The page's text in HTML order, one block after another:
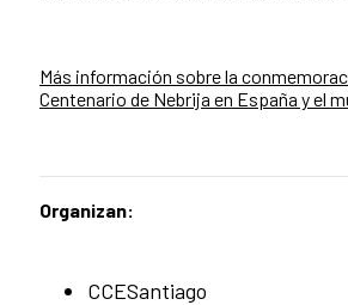
Más información sobre la
Centenario de Nebrija en España y el
Organizan:
CCESantiago